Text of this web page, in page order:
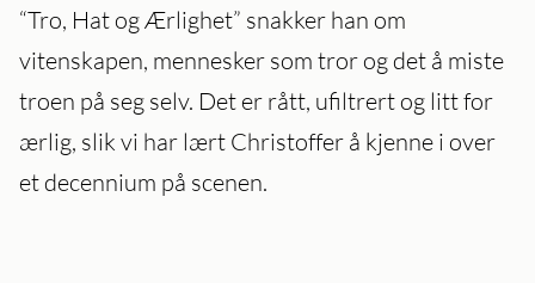
“Tro, Hat og Ærlighet” snakker han om
vitenskapen, mennesker som tror og det å miste
troen på seg selv. Det er rått, ufiltrert og litt for
ærlig, slik vi har lært Christoffer å kjenne i over
et decennium på scenen.